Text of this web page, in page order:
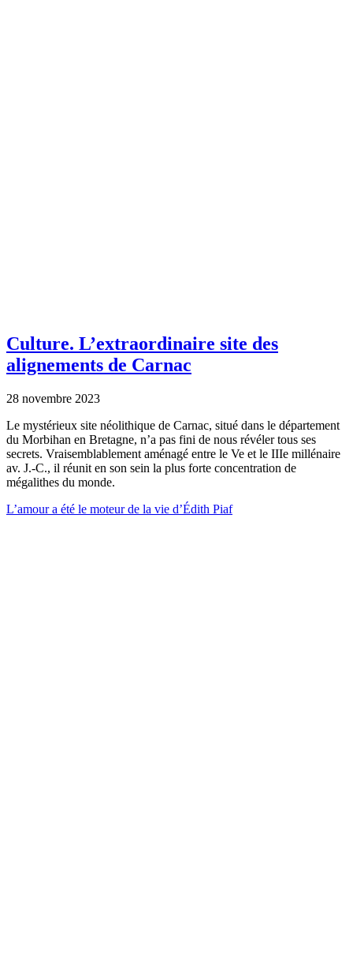
Culture. L’extraordinaire site des
alignements de Carnac
28 novembre 2023
Le mystérieux site néolithique de Carnac, situé dans le département
du Morbihan en Bretagne, n’a pas fini de nous révéler tous ses
secrets. Vraisemblablement aménagé entre le Ve et le IIIe millénaire
av. J.-C., il réunit en son sein la plus forte concentration de
mégalithes du monde.
L’amour a été le moteur de la vie d’Édith Piaf